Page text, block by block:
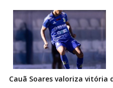
Cauã Soares valoriza vitória